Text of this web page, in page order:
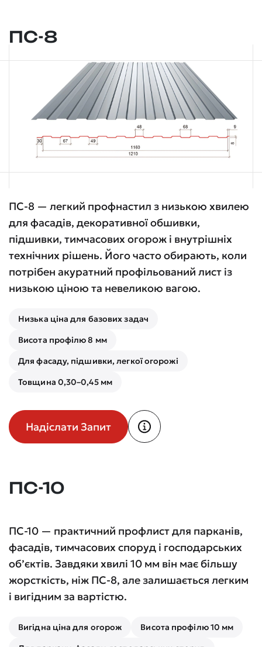
ПС-8
ПС-8 — легкий профнастил з низькою хвилею
для фасадів, декоративної обшивки,
підшивки, тимчасових огорож і внутрішніх
технічних рішень. Його часто обирають, коли
потрібен акуратний профільований лист із
низькою ціною та невеликою вагою.
Низька ціна для базових задач
Висота профілю 8 мм
Для фасаду, підшивки, легкої огорожі
Товщина 0,30–0,45 мм
Надіслати Запит
ПС-10
ПС-10 — практичний профлист для парканів,
фасадів, тимчасових споруд і господарських
об’єктів. Завдяки хвилі 10 мм він має більшу
жорсткість, ніж ПС-8, але залишається легким
і вигідним за вартістю.
Вигідна ціна для огорож
Висота профілю 10 мм